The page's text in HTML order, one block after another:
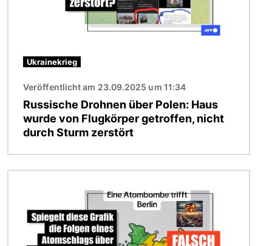
Ukrainekrieg
Veröffentlicht am 23.09.2025 um 11:34
Russische Drohnen über Polen: Haus
wurde von Flugkörper getroffen, nicht
durch Sturm zerstört